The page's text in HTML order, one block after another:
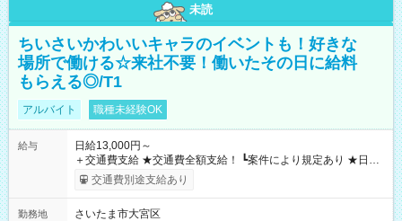
未読
ちいさいかわいいキャラのイベントも！好きな
場所で働ける☆来社不要！働いたその日に給料
もらえる◎/T1
アルバイト 職種未経験OK
給与
日給13,000円～
＋交通費支給 ★交通費全額支給！ ┗案件により規定あり ★日払
いOK！（規定あり） ┗働いたその日に現金GET♪ お仕事後はコ
ンビニATMから 日払い分を引き落とせます！ 【試用期間】試
交通費別途支給あり
勤務地
さいたま市大宮区